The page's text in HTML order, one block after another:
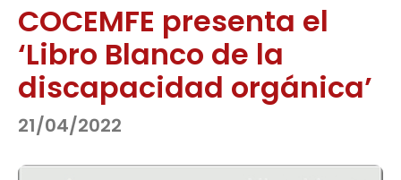
COCEMFE presenta el
‘Libro Blanco de la
discapacidad orgánica’
21/04/2022